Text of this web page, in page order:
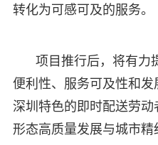
转化为可感可及的服务。
项目推行后，将有力
便利性、服务可及性和
深圳特色的即时配送劳
形态高质量发展与城市精